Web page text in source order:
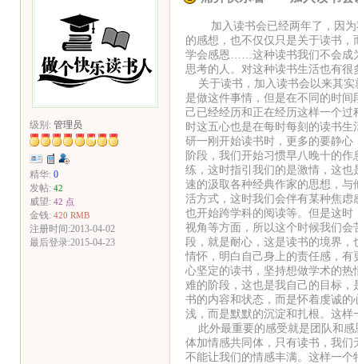
级别: 管理员
精华: 0
发帖: 42
威望: 42 点
金钱: 420 RMB
注册时间:2013-04-02
最后登录:2015-04-23
加入读书会已经两年了，因为
的感想，也不仅仅只是关于读书
学会感恩……这种读书我们不会成
思考的人。对这种读书生活也有很
关于读书，加入读书会以来其实
是做这件事情，但是在不同的时
己已经经历和正在经历这样一个
时这五心也是在每时每刻的读书
研一刚开始读书时，更多的要静
阶段，我们开始习惯早八晚十的
练，这时指引我们的是激情，这
速的汲取各种经典作家的思想，
活方式，这时我们会伴有某种焦
也开始跨学科的阅读等。但是这
视角等方面，所以这个时候我们
段，就是耐心，这是读书的境界
情怀，明白自己身上的责任感，
心坚定的读书，坚持想做学术的
难的阶段，这也是我自己的目标
书的内容和状态，而是怀着虔诚
浅，而是默默的沉淀和扎根。这
此外最重要的感受就是团队和感
体加情感共同体，只有读书，我
不能让我们的情感丰满。这样一